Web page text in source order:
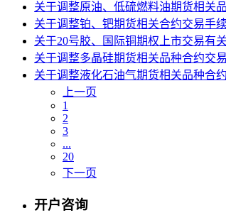
关于调整原油、低硫燃料油期货相关
关于调整铂、钯期货相关合约交易手
关于20号胶、国际铜期权上市交易有
关于调整多晶硅期货相关品种合约交
关于调整液化石油气期货相关品种合
上一页
1
2
3
...
20
下一页
开户咨询